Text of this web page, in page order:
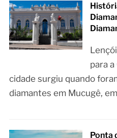
para
cidade surgiu quando
diamantes em Mucugê,
Ponta